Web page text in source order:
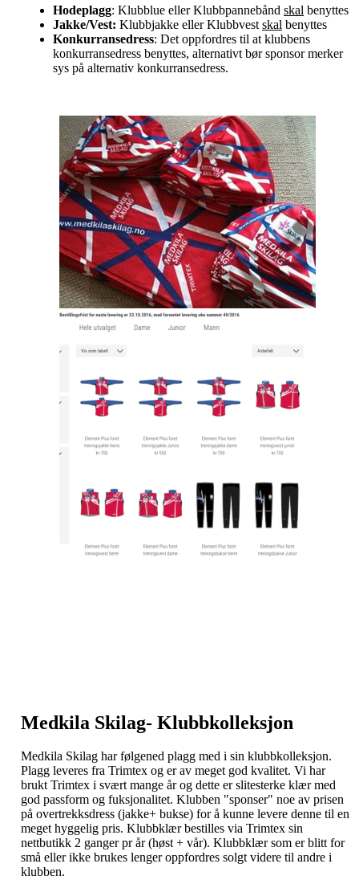
Hodeplagg: Klubblue eller Klubbpannebånd skal benyttes
Jakke/Vest: Klubbjakke eller Klubbvest skal benyttes
Konkurransedress: Det oppfordres til at klubbens
konkurransedress benyttes, alternativt bør sponsor merker
sys på alternativ konkurransedress.
Medkila Skilag- Klubbkolleksjon
Medkila Skilag har følgened plagg med i sin klubbkolleksjon.
Plagg leveres fra Trimtex og er av meget god kvalitet. Vi har
brukt Trimtex i svært mange år og dette er slitesterke klær med
god passform og fuksjonalitet. Klubben "sponser" noe av prisen
på overtrekksdress (jakke+ bukse) for å kunne levere denne til en
meget hyggelig pris. Klubbklær bestilles via Trimtex sin
nettbutikk 2 ganger pr år (høst + vår). Klubbklær som er blitt for
små eller ikke brukes lenger oppfordres solgt videre til andre i
klubben.